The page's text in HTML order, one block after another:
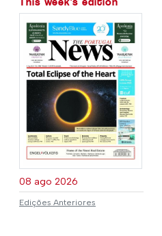
08 ago 2026
Edições Anteriores